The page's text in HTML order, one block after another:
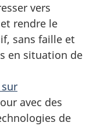
vers
rendre le
sans faille et
en situation de
avec des
de